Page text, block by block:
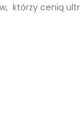
którzy cenią